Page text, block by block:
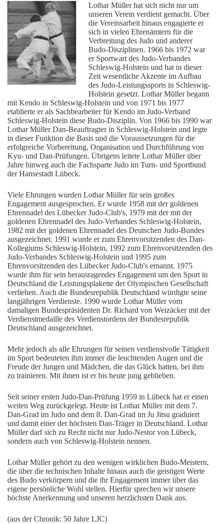
Lothar Müller hat sich nicht nur um
unseren Verein verdient gemacht. Über
die Vereinsarbeit hinaus engagierte er
sich in vielen Ehrenämtern für die
Verbreitung des Judo und anderer
Budo-Disziplinen. 1966 bis 1972 war
er Sportwart des Judo-Verbandes
Schleswig-Holstein und hat in dieser
Zeit wesentliche Akzente im Aufbau
des Judo-Leistungssports in Schleswig-
Holstein gesetzt. Lothar Müller begann
mit Kendo in Schleswig-Holstein und von 1971 bis 1977
etablierte er als Sachbearbeiter für Kendo im Judo-Verband
Schleswig-Holstein diese Budo-Disziplin. Von 1966 bis 1990 war
Lothar Müller Dan-Beauftragter in Schleswig-Holstein und legte
in dieser Funktion die Basis und die Voraussetzungen für die
erfolgreiche Vorbereitung, Organisation und Durchführung von
Kyu- und Dan-Prüfungen. Übrigens leitete Lothar Müller über
Jahre hinweg auch die Fachsparte Judo im Turn- und Sportbund
der Hansestadt Lübeck.
Viele Ehrungen wurden Lothar Müller für sein großes
Engagement ausgesprochen. Er wurde 1958 mit der goldenen
Ehrennadel des Lübecker Judo-Club's, 1979 mit der mit der
goldenen Ehrennadel des Judo-Verbandes Schleswig-Holstein,
1982 mit der goldenen Ehrennadel des Deutschen Judo-Bundes
ausgezeichnet. 1991 wurde er zum Ehrenvorsitzenden des Dan-
Kollegiums Schleswig-Holstein, 1992 zum Ehrenvorsitzenden des
Judo-Verbandes Schleswig-Holstein und 1995 zum
Ehrenvorsitzenden des Lübecker Judo-Club's ernannt. 1975
wurde ihm für sein herausragendes Engagement um den Sport in
Deutschland die Leistungsplakette der Olympischen Gesellschaft
verliehen. Auch die Bundesrepublik Deutschland würdigte seine
langjährigen Verdienste. 1990 wurde Lothar Müller vom
damaligen Bundespräsidenten Dr. Richard von Weizäcker mit der
Verdienstmedaille des Verdienstordens der Bundesrepublik
Deutschland ausgezeichnet.
Mehr jedoch als alle Ehrungen für seinen verdienstvolle Tätigkeit
im Sport bedeuteten ihm immer die leuchtenden Augen und die
Freude der Jungen und Mädchen, die das Glück hatten, bei ihm
zu trainieren. Mit ihnen ist er bis heute jung geblieben.
Seit seiner ersten Judo-Dan-Prüfung 1959 in Lübeck hat er einen
weiten Weg zurückgelegt. Heute ist Lothar Müller mit dem 7.
Dan-Grad im Judo und dem 8. Dan-Grad im Ju Jitsu graduiert
und damit einer der höchsten Dan-Träger in Deutschland. Lothar
Müller darf sich zu Recht nicht nur Judo-Nestor von Lübeck,
sondern auch von Schleswig-Holstein nennen.
Lothar Müller gehört zu den wenigen wirklichen Budo-Meistern,
die über die technischen Inhalte hinaus auch die geistigen Werte
des Budo verkörpern und die ihr Engagement immer über das
eigene persönliche Wohl stellen. Hierfür sprechen wir unsere
höchste Anerkennung und unseren herzlichsten Dank aus.
(aus der Chronik: 50 Jahre LJC)